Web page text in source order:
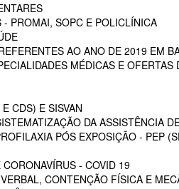
- PROMAI, SOPC E POLICLÍNICA
AO ANO DE 2019 EM
MÉDICAS E
CDS) E SISVAN
DA ASSISTÊNCIA
PÓS EXPOSIÇÃO - PEP
- COVID 19
CONTENÇÃO FÍSICA E